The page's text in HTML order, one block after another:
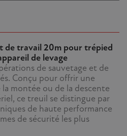
de travail 20m pour trépied
de levage
de sauvetage et de
Conçu pour offrir une
montée ou de la descente
ce treuil se distingue par
de haute performance
de sécurité les plus